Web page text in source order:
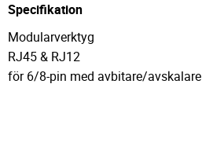
Specifikation
Modularverktyg
RJ45 & RJ12
för 6/8-pin med avbitare/avskalare